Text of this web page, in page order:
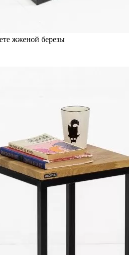
жженой березы